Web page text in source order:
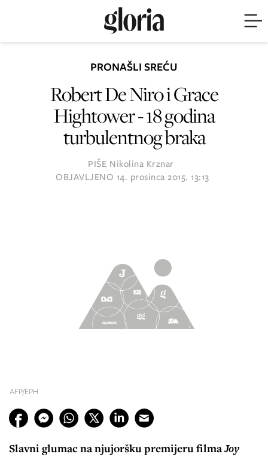
AFP/EPH
PRONAŠLI SREĆU
Robert De Niro i Grace
Hightower - 18 godina
turbulentnog braka
PIŠE Nikolina Krznar
OBJAVLJENO 14. prosinca 2015. 13:13
Slavni glumac na njujoršku premijeru filmaJoy